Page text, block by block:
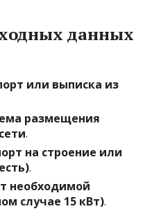
данных
или выписка из
размещения
.
на строение или
.
необходимой
случае 15 кВт).